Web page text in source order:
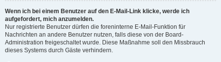
Wenn ich bei einem Benutzer auf den E-Mail-Link klicke, werde ich
aufgefordert, mich anzumelden.
Nur registrierte Benutzer dürfen die foreninterne E-Mail-Funktion für
Nachrichten an andere Benutzer nutzen, falls diese von der Board-
Administration freigeschaltet wurde. Diese Maßnahme soll den Missbrauch
dieses Systems durch Gäste verhindern.